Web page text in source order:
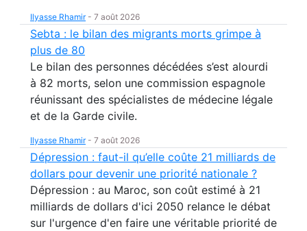
Ilyasse Rhamir- 7 août 2026
Sebta : le bilan des migrants morts grimpe à
plus de 80
Le bilan des personnes décédées s’est alourdi
à 82 morts, selon une commission espagnole
réunissant des spécialistes de médecine légale
et de la Garde civile.
Ilyasse Rhamir- 7 août 2026
Dépression : faut-il qu’elle coûte 21 milliards de
dollars pour devenir une priorité nationale ?
Dépression : au Maroc, son coût estimé à 21
milliards de dollars d'ici 2050 relance le débat
sur l'urgence d'en faire une véritable priorité de